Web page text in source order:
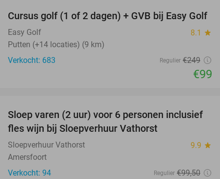
60%
Cursus golf (1 of 2 dagen) + GVB bij Easy Golf
Easy Golf 8.1 star
Putten (+14 locaties) (9 km)
Verkocht: 683
Regulier €249
€99
41%
Sloep varen (2 uur) voor 6 personen inclusief
fles wijn bij Sloepverhuur Vathorst
Sloepverhuur Vathorst 9.9 star
Amersfoort
Verkocht: 94
Regulier €99,50